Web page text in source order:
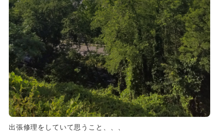
出張修理をしていて思うこと、、、